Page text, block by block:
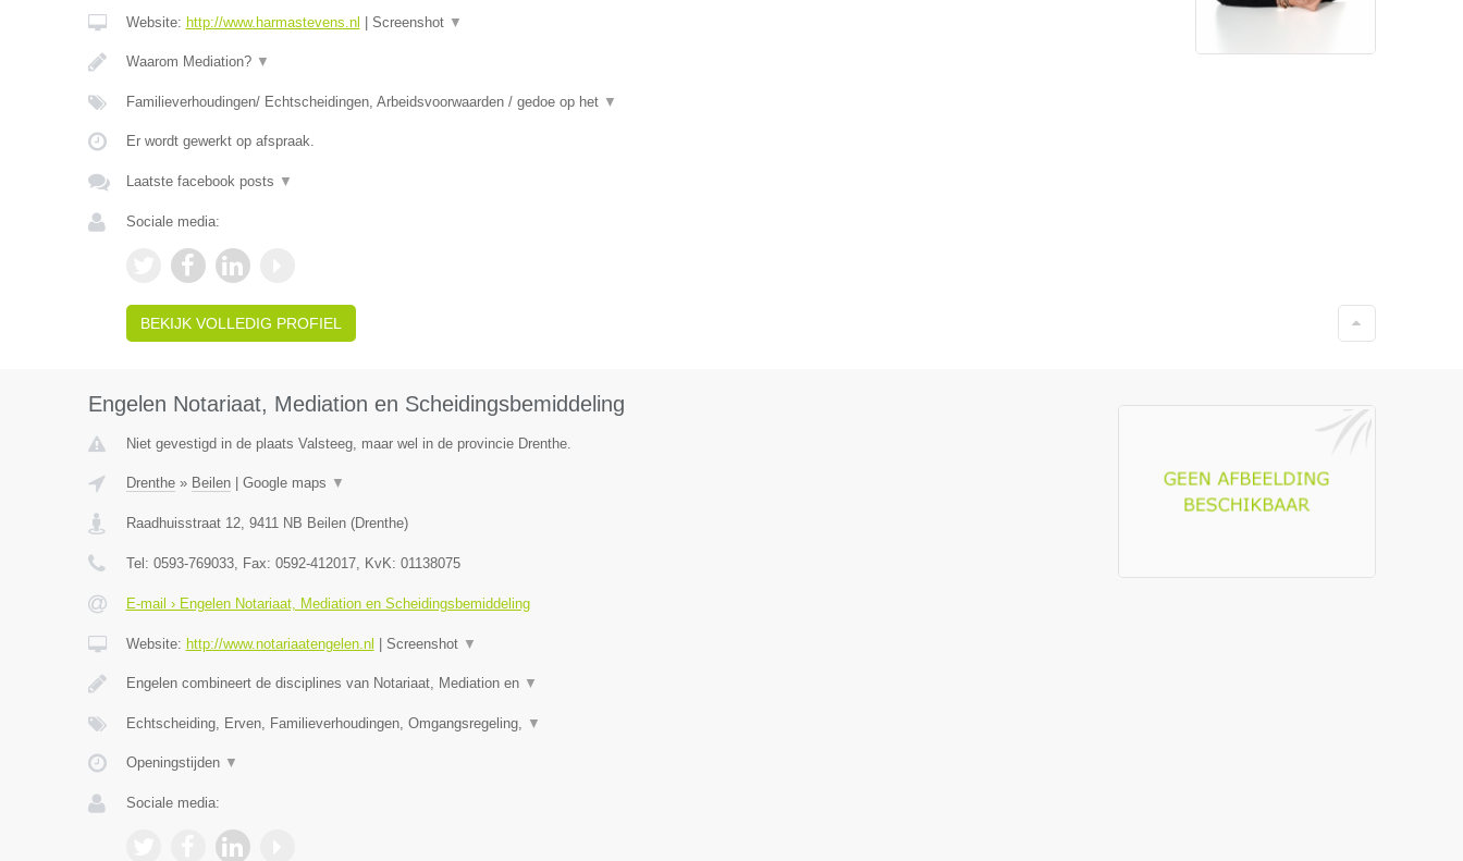
Website: http://www.harmastevens.nl Screenshot ▼
Waarom Mediation? ▼
Familieverhoudingen/ Echtscheidingen, Arbeidsvoorwaarden / gedoe op het ▼
Er wordt gewerkt op afspraak.
Laatste facebook posts ▼
Sociale media:
BEKIJK VOLLEDIG PROFIEL
Engelen Notariaat, Mediation en Scheidingsbemiddeling
Niet gevestigd in de plaats Valsteeg, maar wel in de provincie Drenthe.
Drenthe» Beilen| Google maps ▼
Raadhuisstraat 12, 9411 NB Beilen(Drenthe)
Tel: 0593-769033, Fax: 0592-412017, KvK: 01138075
E-mail › Engelen Notariaat, Mediation en Scheidingsbemiddeling
Website: http://www.notariaatengelen.nl Screenshot ▼
Engelen combineert de disciplines van Notariaat, Mediation en ▼
Echtscheiding, Erven, Familieverhoudingen, Omgangsregeling, ▼
Openingstijden ▼
Sociale media: